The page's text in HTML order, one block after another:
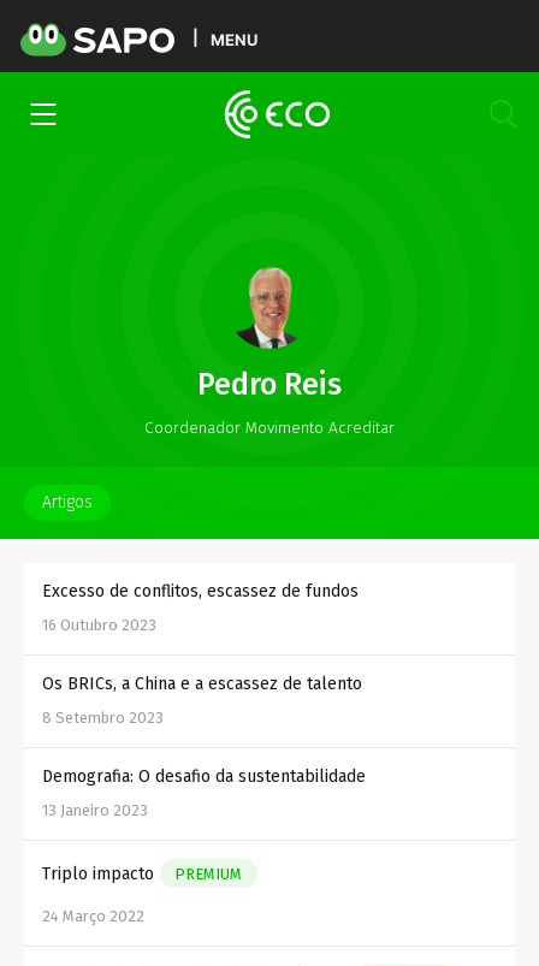
MENU
Pedro Reis
Coordenador Movimento Acreditar
Artigos
Excesso de conflitos, escassez de fundos
16 Outubro 2023
Os BRICs, a China e a escassez de talento
8 Setembro 2023
Demografia: O desafio da sustentabilidade
13 Janeiro 2023
Triplo impacto PREMIUM
24 Março 2022